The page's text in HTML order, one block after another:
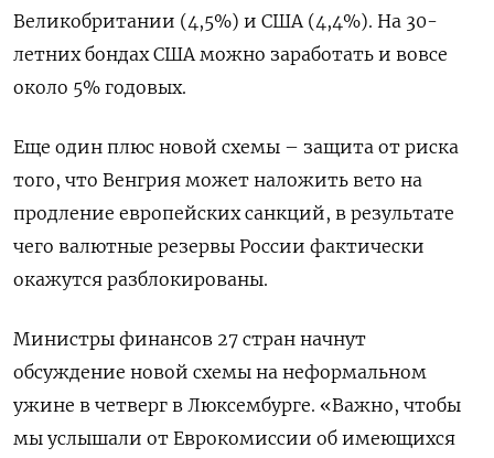
Великобритании (4,5%) и США (4,4%). На 30-
летних бондах США можно заработать и вовсе
около 5% годовых.
Еще один плюс новой схемы – защита от риска
того, что Венгрия может наложить вето на
продление европейских санкций, в результате
чего валютные резервы России фактически
окажутся разблокированы.
Министры финансов 27 стран начнут
обсуждение новой схемы на неформальном
ужине в четверг в Люксембурге. «Важно, чтобы
мы услышали от Еврокомиссии об имеющихся